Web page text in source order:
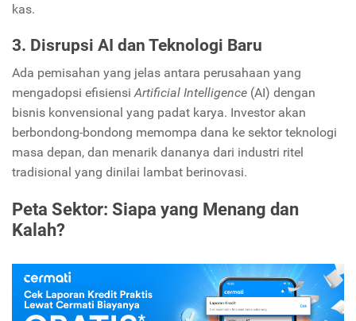
kas.
3. Disrupsi AI dan Teknologi Baru
Ada pemisahan yang jelas antara perusahaan yang
mengadopsi efisiensiArtificial Intelligence (AI) dengan
bisnis konvensional yang padat karya. Investor akan
berbondong-bondong memompa dana ke sektor teknologi
masa depan, dan menarik dananya dari industri ritel
tradisional yang dinilai lambat berinovasi.
Peta Sektor: Siapa yang Menang dan
Kalah?